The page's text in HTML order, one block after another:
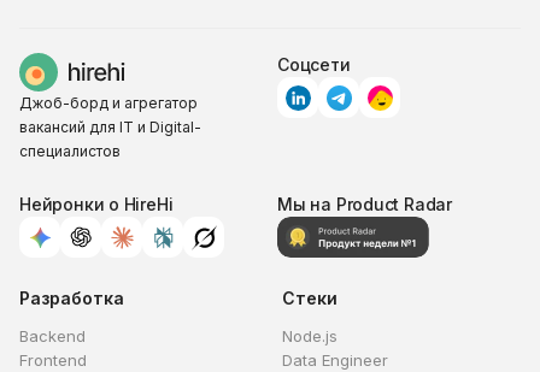
Джоб-борд и агрегатор
вакансий для IT и Digital-
специалистов
Соцсети
Нейронки о HireHi Мы на Product Radar
Разработка
Backend
Frontend
Стеки
Node.js
Data Engineer